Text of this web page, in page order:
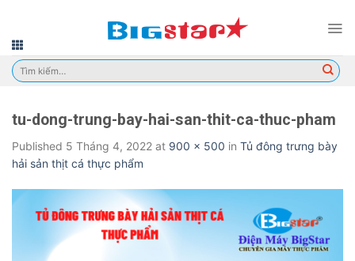
content
Tìm
kiếm:
tu-dong-trung-bay-hai-san-thit-ca-thuc-pham
Published 5 Tháng 4, 2022 at 900 × 500 in Tủ đông trưng bày
hải sản thịt cá thực phẩm